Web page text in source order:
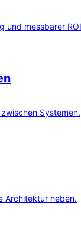
und messbarer
Systemen.
Architektur heben.